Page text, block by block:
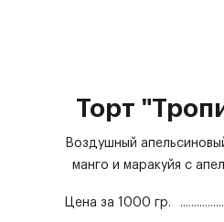
Торт
Воздушный
манго и маракуйя с
Цена за 1000 гр.